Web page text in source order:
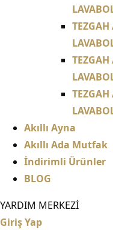
Akıllı Ayna
Akıllı Ada Mutfak
İndirimli Ürünler
BLOG
YARDIM MERKEZİ
Giriş Yap